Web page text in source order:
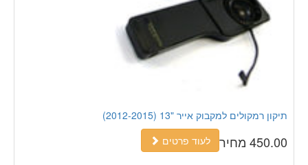
תיקון רמקולים למקבוק אייר "13 (2012-2015)
לעוד פרטים
450.00 מחיר